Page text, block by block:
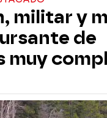
militar y
de
muy